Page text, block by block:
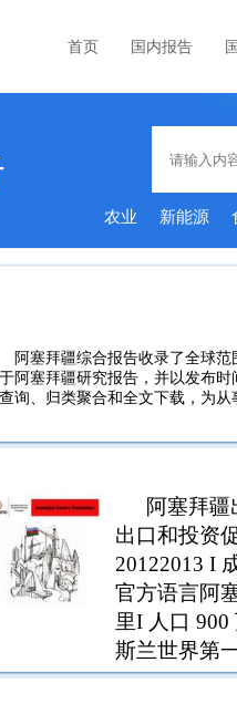
首页 国内报告
农业 新能源
阿塞拜疆综合报告收录了全球
阿塞拜疆研究报告，并以发布
询、归类聚合和全文下载，为
阿塞拜疆
出口和投资
20122013 I
官方语言阿
里I 人口
斯兰世界第
妇女投票权